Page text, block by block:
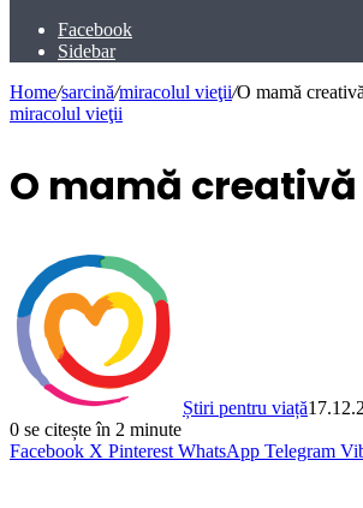
Facebook
Sidebar
Home/sarcină/miracolul vieţii/O mamă
miracolul vieţii
O mamă
Știri pentru viață
0 se citește în 2 minute
Facebook X Pinterest WhatsApp Telegram